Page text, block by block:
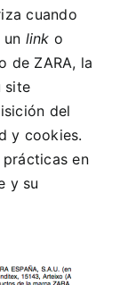
cuando
link o
de ZARA, la
site
del
y cookies.
prácticas en
y su